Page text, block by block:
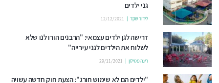
גני ילדים
לידור שקד 12/12/2021
דרישה לגן ילדים עצמאי: "הרבנים הורו לנו שלא
לשלוח את הילדים לגני עירייה"
רינה פטילון 29/11/2021
"ילדים הם לא שימוש חורג": הצעת חוק חדשה עשויה